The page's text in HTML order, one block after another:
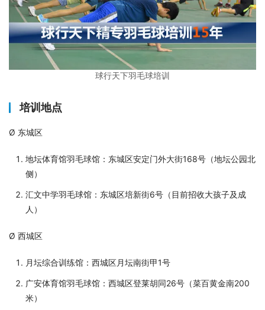
球行天下羽毛球培训
培训地点
Ø 东城区
地坛体育馆羽毛球馆：东城区安定门外大街168号（地坛公园北
侧）
汇文中学羽毛球馆：东城区培新街6号（目前招收大孩子及成
人）
Ø 西城区
月坛综合训练馆：西城区月坛南街甲1号
广安体育馆羽毛球馆：西城区登莱胡同26号（菜百黄金南200
米）